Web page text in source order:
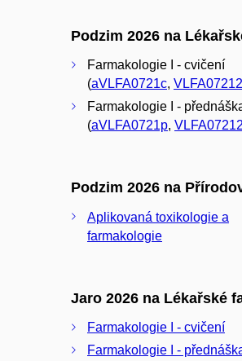
Podzim 2026 na
Farmakologie I - cvičení
(aVLFA0721c,
Farmakologie I -
(aVLFA0721p,
Podzim 2026 na
Aplikovaná toxikologie a
farmakologie
Jaro 2026 na Lékařské
Farmakologie I - cvičení
Farmakologie I -